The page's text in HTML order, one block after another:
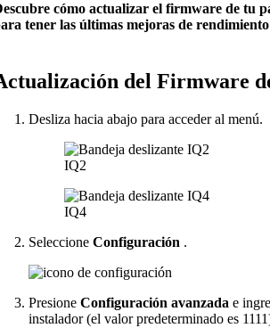
cómo actualizar el firmware de tu
tener las últimas mejoras de
del Firmware
Desliza hacia abajo para acceder al menú.
IQ2
IQ4
Seleccione Configuración .
Presione Configuración avanzada e
instalador (el valor predeterminado es